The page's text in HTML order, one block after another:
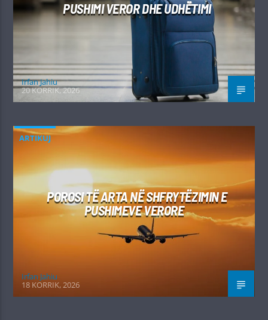
PUSHIMI VEROR DHE UDHËTIMI
Irfan Jahiu
20 KORRIK, 2026
ARTIKUJ
POROSI TË ARTA NË SHFRYTËZIMIN E
PUSHIMEVE VERORE
Irfan Jahiu
18 KORRIK, 2026